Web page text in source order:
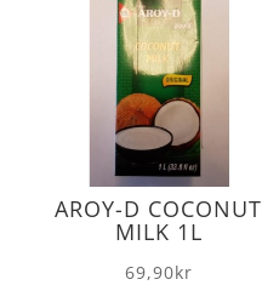
AROY-D COCONUT
MILK 1L
69,90kr